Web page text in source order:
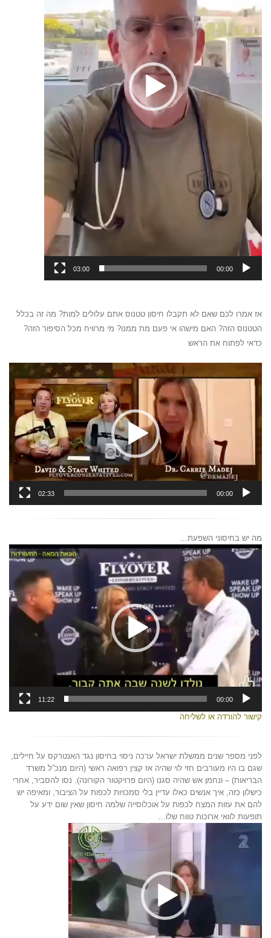
00:00
03:00
אז אמרו לכם שאם לא תקבלו חיסון טטנוס אתם עלולים למות? מה זה בכלל
הטטנוס הזה? האם מישהו אי פעם מת ממנו? מי מרוויח מכל הסיפור הזה?
כדאי לפתוח את הראש
וידאו
00:00
02:33
מה יש בחיסוני השפעת…
נגן
וידאו
00:00
11:22
קישור להורדה או לשליחה
לפני מספר שנים ממשלת ישראל ערכה ניסוי בחיסון נגד האנטרקס על חיילים,
שגם בו היו מעורבים חזי לוי שהיה אז קצין רפואה ראשי (היום מנכ”ל משרד
הבריאות) – ונחמן אש שהיה סגנו (היום פרויקטור הקורונה). נסו להסביר, אחרי
כישלון כזה, איך אנשים כאלו עדיין בלי סמכויות לכפות על הציבור, ומאיפה יש
להם את עזות המצח לכפות על אוכלוסייה שלמה חיסון שאין שום ידע על
תופעות לוואי ארוכות טווח שלו…